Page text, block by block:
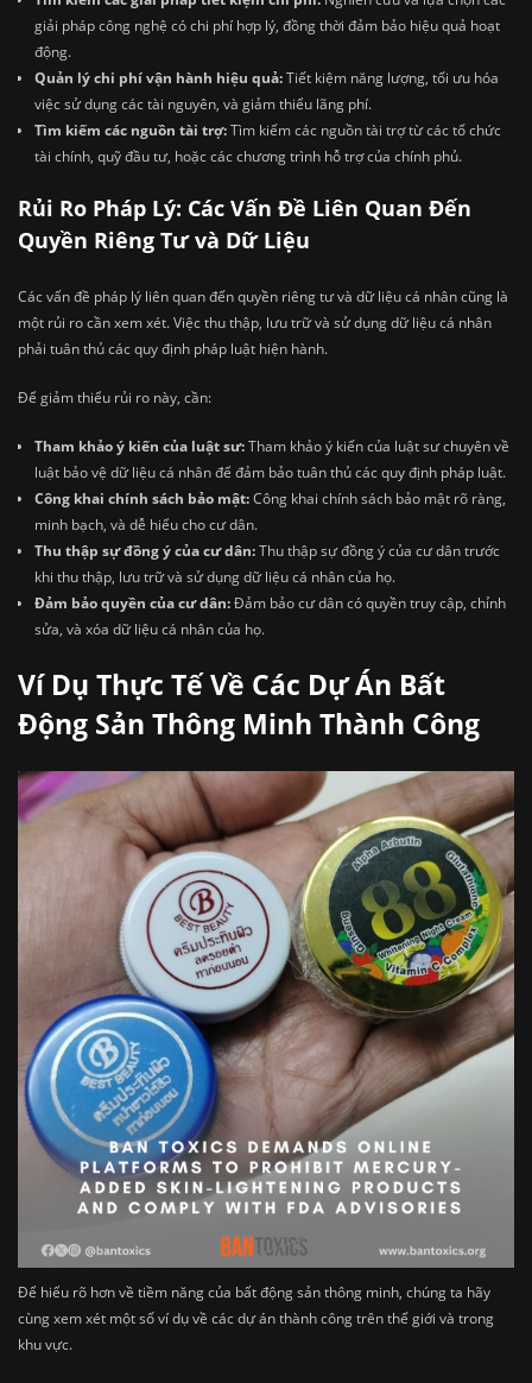
giải pháp công nghệ có chi phí hợp lý, đồng thời đảm bảo hiệu quả hoạt
động.
Quản lý chi phí vận hành hiệu quả:Tiết kiệm năng lượng, tối ưu hóa
việc sử dụng các tài nguyên, và giảm thiểu lãng phí.
Tìm kiếm các nguồn tài trợ:Tìm kiếm các nguồn tài trợ từ các tổ chức
tài chính, quỹ đầu tư, hoặc các chương trình hỗ trợ của chính phủ.
Rủi Ro Pháp Lý: Các Vấn Đề Liên Quan Đến
Quyền Riêng Tư và Dữ Liệu
Các vấn đề pháp lý liên quan đến quyền riêng tư và dữ liệu cá nhân cũng là
một rủi ro cần xem xét. Việc thu thập, lưu trữ và sử dụng dữ liệu cá nhân
phải tuân thủ các quy định pháp luật hiện hành.
Để giảm thiểu rủi ro này, cần:
Tham khảo ý kiến của luật sư:Tham khảo ý kiến của luật sư chuyên về
luật bảo vệ dữ liệu cá nhân để đảm bảo tuân thủ các quy định pháp luật.
Công khai chính sách bảo mật:Công khai chính sách bảo mật rõ ràng,
minh bạch, và dễ hiểu cho cư dân.
Thu thập sự đồng ý của cư dân:Thu thập sự đồng ý của cư dân trước
khi thu thập, lưu trữ và sử dụng dữ liệu cá nhân của họ.
Đảm bảo quyền của cư dân:Đảm bảo cư dân có quyền truy cập, chỉnh
sửa, và xóa dữ liệu cá nhân của họ.
Ví Dụ Thực Tế Về Các Dự Án Bất
Động Sản Thông Minh Thành Công
Để hiểu rõ hơn về tiềm năng của bất động sản thông minh, chúng ta hãy
cùng xem xét một số ví dụ về các dự án thành công trên thế giới và trong
khu vực.